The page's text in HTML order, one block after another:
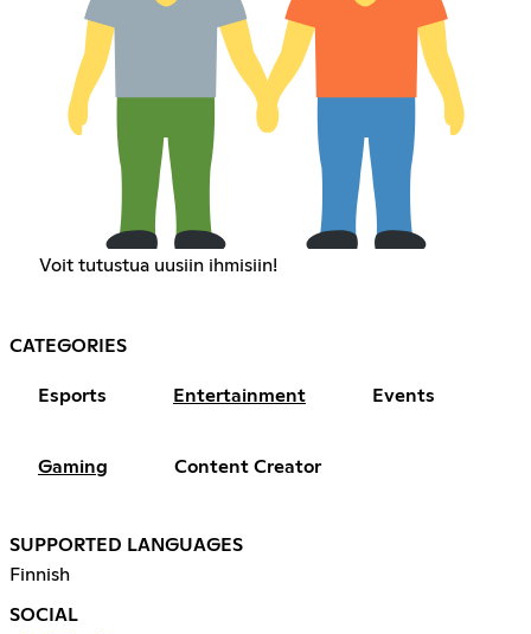
Voit tutustua uusiin ihmisiin!
CATEGORIES
Esports Entertainment Events
Gaming Content Creator
SUPPORTED LANGUAGES
Finnish
SOCIAL